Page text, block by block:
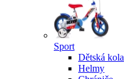
Sport
Dětská kola
Helmy